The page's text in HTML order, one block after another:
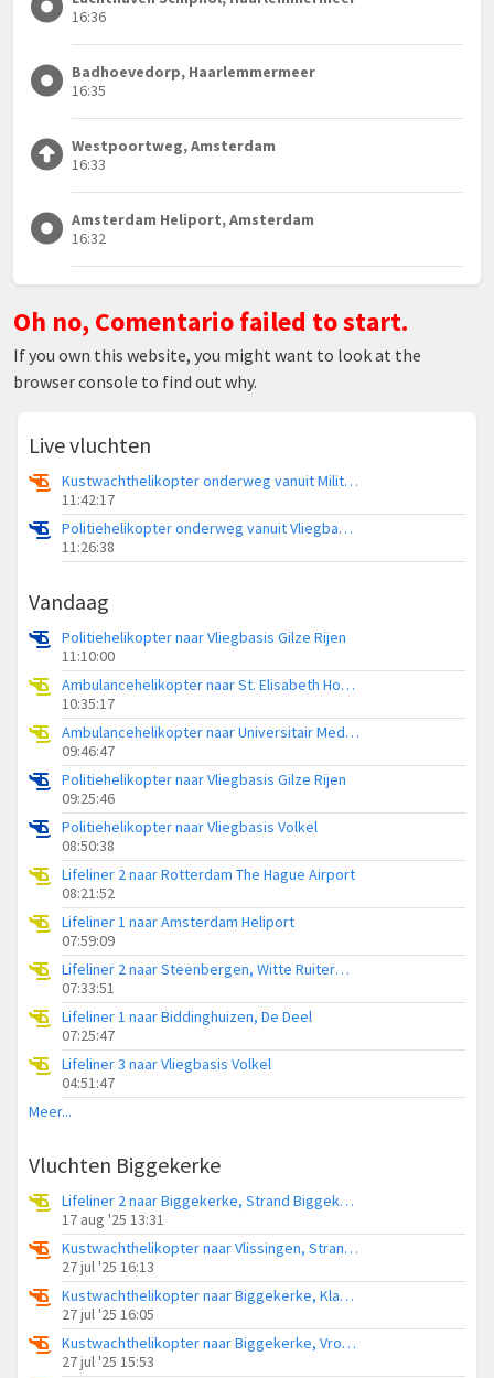
16:36
Badhoevedorp, Haarlemmermeer
16:35
Westpoortweg, Amsterdam
16:33
Amsterdam Heliport, Amsterdam
16:32
Oh no, Comentario failed to start.
If you own this website, you might want to look at the
browser console to find out why.
Live vluchten
Kustwachthelikopter onderweg vanuit Militair vliegveld De Kooy / Den Helder Airport
11:42:17
Politiehelikopter onderweg vanuit Vliegbasis Gilze Rijen
11:26:38
Vandaag
Politiehelikopter naar Vliegbasis Gilze Rijen
11:10:00
Ambulancehelikopter naar St. Elisabeth Hospital Heliport
10:35:17
Ambulancehelikopter naar Universitair Medisch Centrum Groningen
09:46:47
Politiehelikopter naar Vliegbasis Gilze Rijen
09:25:46
Politiehelikopter naar Vliegbasis Volkel
08:50:38
Lifeliner 2 naar Rotterdam The Hague Airport
08:21:52
Lifeliner 1 naar Amsterdam Heliport
07:59:09
Lifeliner 2 naar Steenbergen, Witte Ruiterweg
07:33:51
Lifeliner 1 naar Biddinghuizen, De Deel
07:25:47
Lifeliner 3 naar Vliegbasis Volkel
04:51:47
Meer...
Vluchten Biggekerke
Lifeliner 2 naar Biggekerke, Strand Biggekerke
17 aug '25 13:31
Kustwachthelikopter naar Vlissingen, Strand Zoutelande
27 jul '25 16:13
Kustwachthelikopter naar Biggekerke, Klaassesweg
27 jul '25 16:05
Kustwachthelikopter naar Biggekerke, Vroonweg
27 jul '25 15:53